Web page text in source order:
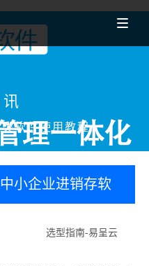
软件使用教程
小企业进销存软
选型指南-易呈云